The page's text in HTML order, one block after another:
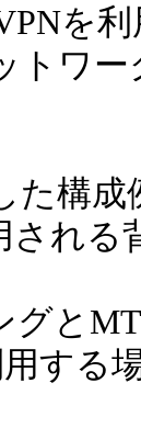
を利
トワ
た構成
される
グと
する